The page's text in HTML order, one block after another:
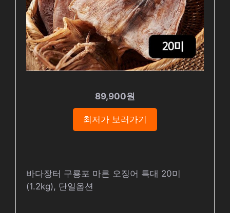
89,900원
최저가 보러가기
바다장터 구룡포 마른 오징어 특대 20미
(1.2kg), 단일옵션